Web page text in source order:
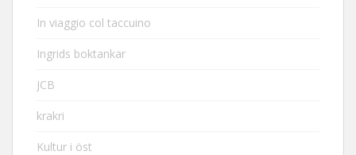
In viaggio col taccuino
Ingrids boktankar
JCB
krakri
Kultur i öst